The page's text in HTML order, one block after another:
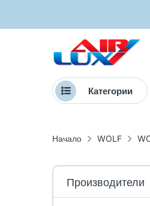
Категории
Начало WOLF
Производители